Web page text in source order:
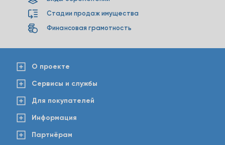
Стадии продаж имущества
Финансовая грамотность
О проекте
Сервисы и службы
Для покупателей
Информация
Партнёрам